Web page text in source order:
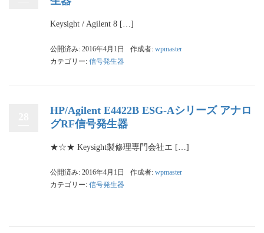
Keysight / Agilent 8 […]
公開済み: 2016年4月1日 作成者: wpmaster
カテゴリー: 信号発生器
HP/Agilent E4422B ESG-Aシリーズ アナロ
グRF信号発生器
★☆★ Keysight製修理専門会社エ […]
公開済み: 2016年4月1日 作成者: wpmaster
カテゴリー: 信号発生器